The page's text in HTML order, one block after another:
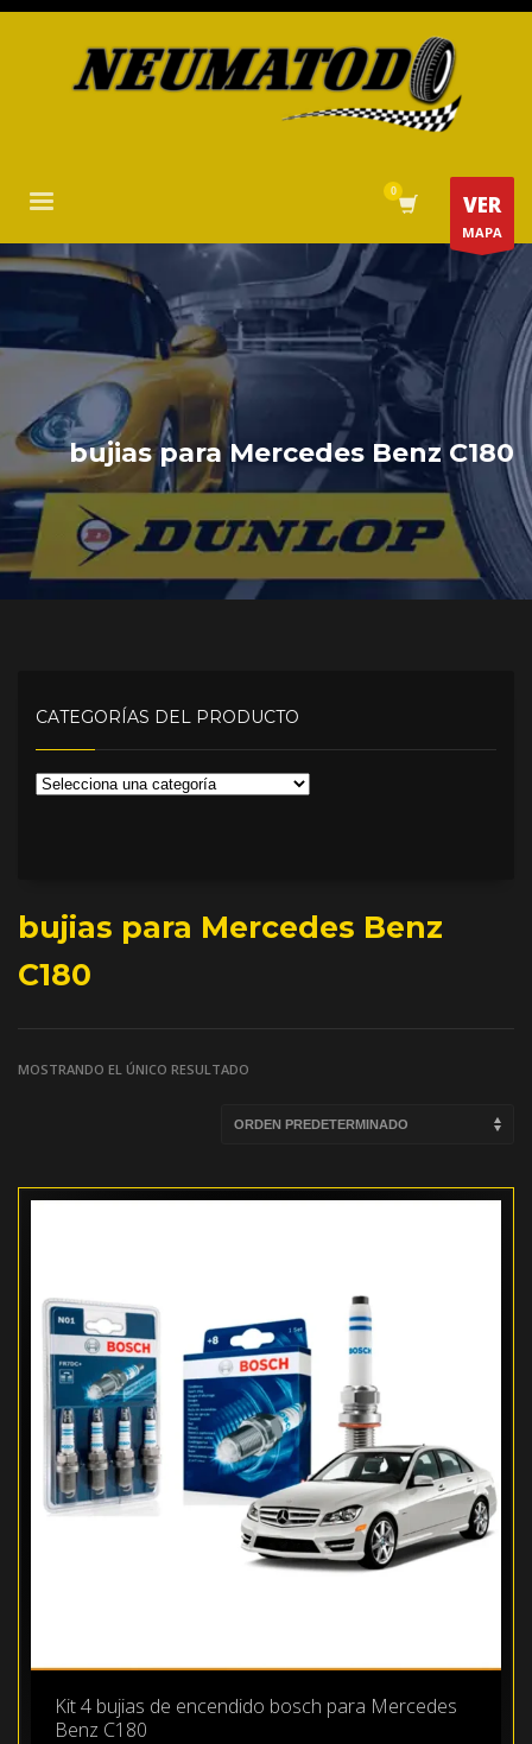
VER
MAPA
bujias para Mercedes Benz C180
bujias para Mercedes Benz
C180
MOSTRANDO EL ÚNICO RESULTADO
Kit 4 bujias de encendido bosch para Mercedes
Benz C180
CATEGORÍAS DEL PRODUCTO